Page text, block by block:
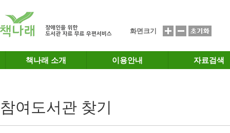
화면크기
책나래 소개 이용안내 자료검색
참여도서관 찾기